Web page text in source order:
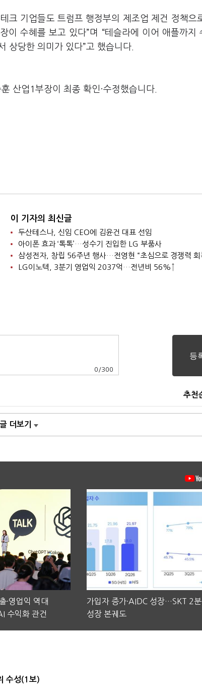
크 기업들도 트럼프 행정부의 제조업 제건 정책으
수혜를 보고 있다”며 “테슬라에 이어 애플까지
상당한 의미가 있다”고 했습니다.
산업1부장이 최종 확인·수정했습니다.
이 기자의 최신글
두산테스나, 신임 CEO에 김윤건 대표 선임
아이폰 효과 ‘톡톡’…성수기 진입한 LG 부품사
삼성전자, 창립 56주년 행사…전영현 “초심으로 경쟁력 회
LG이노텍, 3분기 영업익 2037억…전년비 56%↑
0 /300
추천
더보기
·영업익 역대
수익화 관건
가입자 증가·AIDC 성장…SKT 2
성장 본궤도
수성(1보)